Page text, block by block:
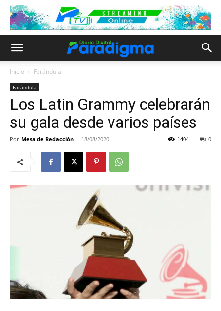
Inicio Farándula
Farándula
Los Latin Grammy celebrarán
su gala desde varios países
Por Mesa de Redacciòn - 18/08/2020 0
1404